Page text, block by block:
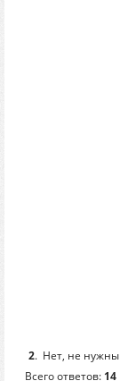
2. Нет, не нужны
Всего ответов: 14